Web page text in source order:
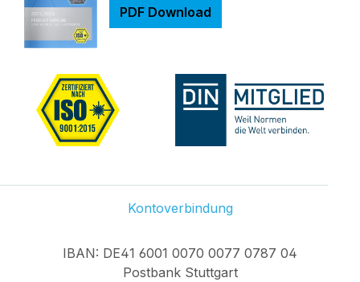
PDF Download
Kontoverbindung
IBAN: DE41 6001 0070 0077 0787 04
Postbank Stuttgart